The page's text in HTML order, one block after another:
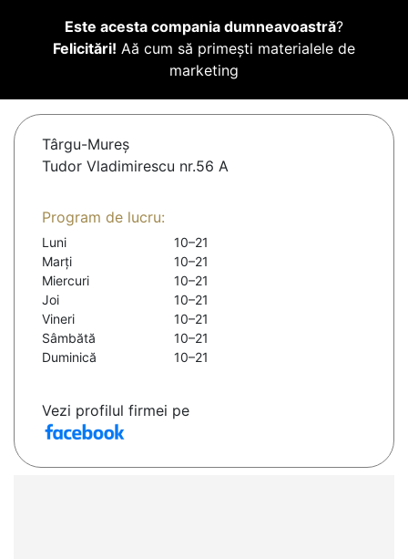
Este acesta compania dumneavoastră?
Felicitări! Aă cum să primești materialele de
marketing
Târgu-Mureş
Tudor Vladimirescu nr.56 A
Program de lucru:
Luni
10–21
Marți
10–21
Miercuri
10–21
Joi
10–21
Vineri
10–21
Sâmbătă
10–21
Duminică
10–21
Vezi profilul firmei pe